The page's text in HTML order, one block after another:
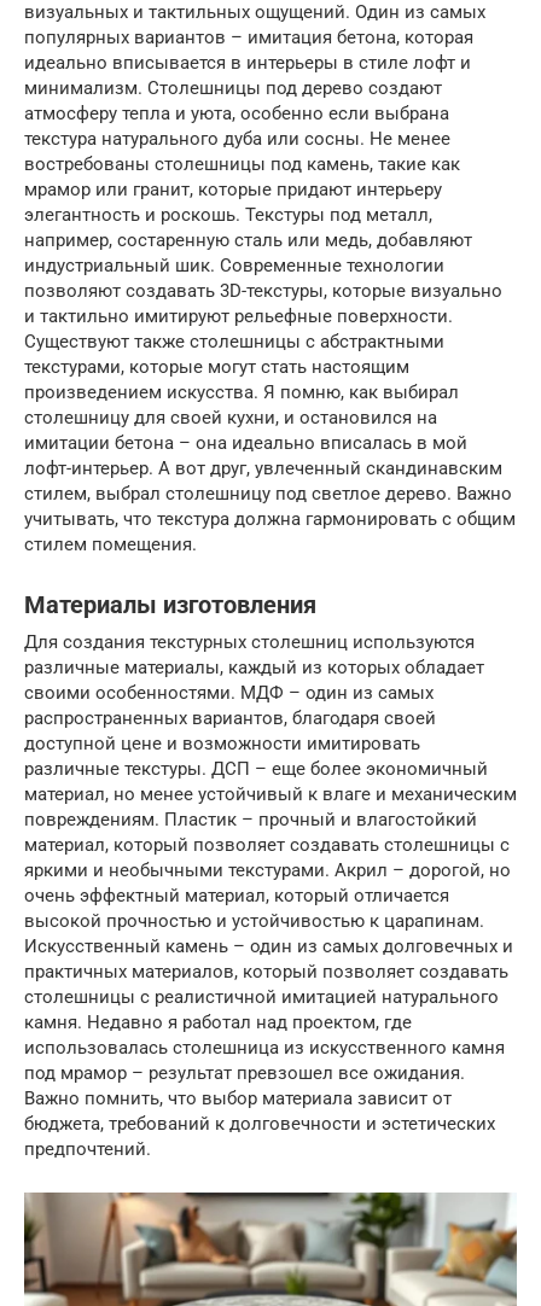
визуальных и тактильных ощущений. Один из самых
популярных вариантов – имитация бетона, которая
идеально вписывается в интерьеры в стиле лофт и
минимализм. Столешницы под дерево создают
атмосферу тепла и уюта, особенно если выбрана
текстура натурального дуба или сосны. Не менее
востребованы столешницы под камень, такие как
мрамор или гранит, которые придают интерьеру
элегантность и роскошь. Текстуры под металл,
например, состаренную сталь или медь, добавляют
индустриальный шик. Современные технологии
позволяют создавать 3D-текстуры, которые визуально
и тактильно имитируют рельефные поверхности.
Существуют также столешницы с абстрактными
текстурами, которые могут стать настоящим
произведением искусства. Я помню, как выбирал
столешницу для своей кухни, и остановился на
имитации бетона – она идеально вписалась в мой
лофт-интерьер. А вот друг, увлеченный скандинавским
стилем, выбрал столешницу под светлое дерево. Важно
учитывать, что текстура должна гармонировать с общим
стилем помещения.
Материалы изготовления
Для создания текстурных столешниц используются
различные материалы, каждый из которых обладает
своими особенностями. МДФ – один из самых
распространенных вариантов, благодаря своей
доступной цене и возможности имитировать
различные текстуры. ДСП – еще более экономичный
материал, но менее устойчивый к влаге и механическим
повреждениям. Пластик – прочный и влагостойкий
материал, который позволяет создавать столешницы с
яркими и необычными текстурами. Акрил – дорогой, но
очень эффектный материал, который отличается
высокой прочностью и устойчивостью к царапинам.
Искусственный камень – один из самых долговечных и
практичных материалов, который позволяет создавать
столешницы с реалистичной имитацией натурального
камня. Недавно я работал над проектом, где
использовалась столешница из искусственного камня
под мрамор – результат превзошел все ожидания.
Важно помнить, что выбор материала зависит от
бюджета, требований к долговечности и эстетических
предпочтений.